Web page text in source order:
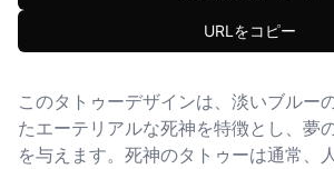
URLをコピー
このタトゥーデザインは、淡いブルー
たエーテリアルな死神を特徴とし、夢
を与えます。死神のタトゥーは通常、